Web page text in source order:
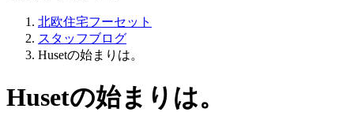
北欧住宅フーセット
スタッフブログ
Husetの始まりは。
Husetの始まりは。